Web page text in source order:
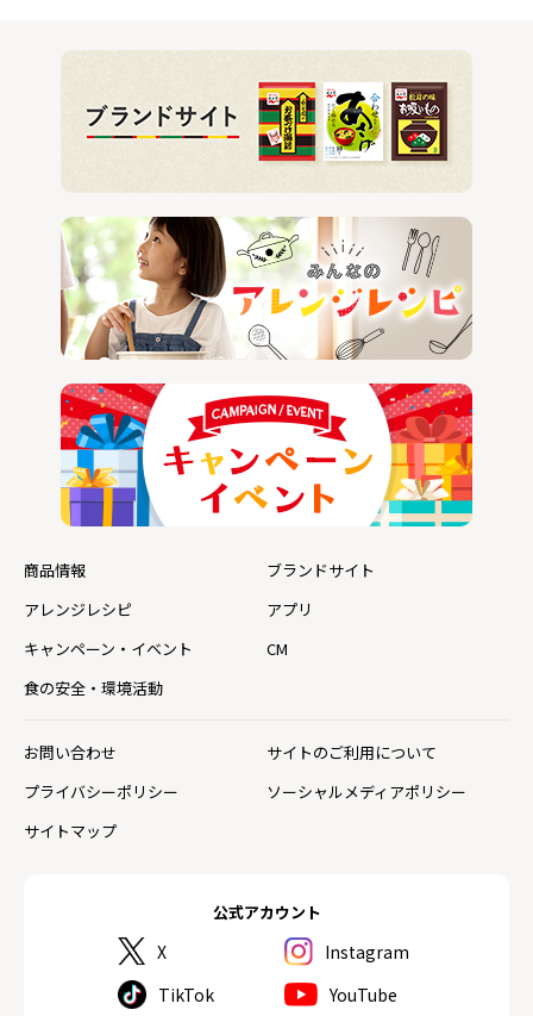
公式アカウント
X
Instagram
TikTok
YouTube
商品情報
ブランドサイト
アレンジレシピ
アプリ
キャンペーン・イベント
CM
食の安全・環境活動
お問い合わせ
サイトのご利用について
プライバシーポリシー
ソーシャルメディアポリシー
サイトマップ